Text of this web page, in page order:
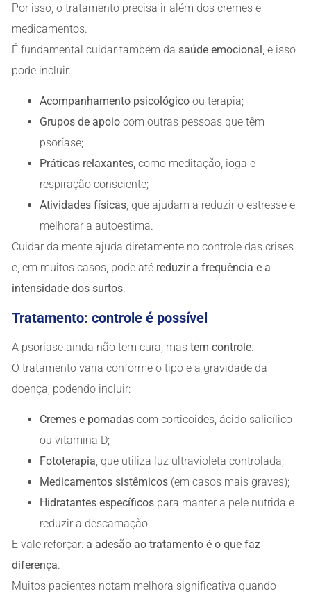
Por isso, o tratamento precisa ir além dos cremes e
medicamentos.
É fundamental cuidar também da saúde emocional , e isso
pode incluir:
Acompanhamento psicológico ou terapia;
Grupos de apoio com outras pessoas que têm
psoríase;
Práticas relaxantes, como meditação, ioga e
respiração consciente;
Atividades físicas, que ajudam a reduzir o estresse e
melhorar a autoestima.
Cuidar da mente ajuda diretamente no controle das crises
e, em muitos casos, pode até reduzir a frequência e a
intensidade dos surtos.
Tratamento: controle é possível
A psoríase ainda não tem cura, mas tem controle.
O tratamento varia conforme o tipo e a gravidade da
doença, podendo incluir:
Cremes e pomadas com corticoides, ácido salicílico
ou vitamina D;
Fototerapia, que utiliza luz ultravioleta controlada;
Medicamentos sistêmicos (em casos mais graves);
Hidratantes específicos para manter a pele nutrida e
reduzir a descamação.
E vale reforçar: a adesão ao tratamento é o que faz
diferença.
Muitos pacientes notam melhora significativa quando